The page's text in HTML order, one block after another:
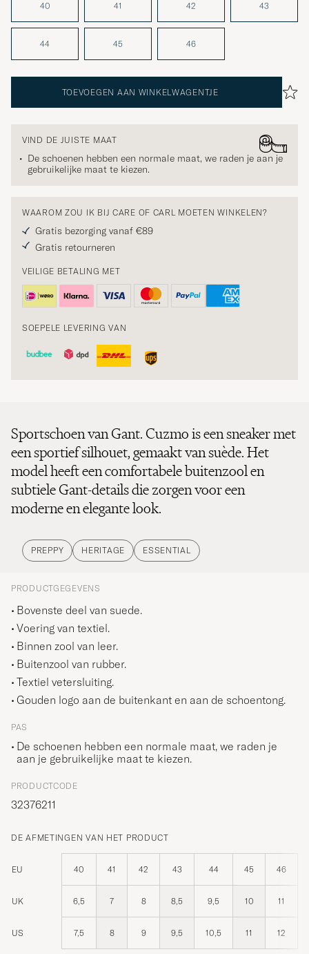
40 41 42 43
44 45 46
TOEVOEGEN AAN WINKELWAGENTJE
VIND DE JUISTE MAAT
De schoenen hebben een normale maat, we raden je aan je
gebruikelijke maat te kiezen.
WAAROM ZOU IK BIJ CARE OF CARL MOETEN WINKELEN?
Gratis bezorging vanaf €89
Gratis retourneren
VEILIGE BETALING MET
SOEPELE LEVERING VAN
Sportschoen van Gant. Cuzmo is een sneaker met
een sportief silhouet, gemaakt van suède. Het
model heeft een comfortabele buitenzool en
subtiele Gant-details die zorgen voor een
moderne en elegante look.
PREPPY HERITAGE ESSENTIAL
PRODUCTGEGEVENS
Bovenste deel van suede.
Voering van textiel.
Binnen zool van leer.
Buitenzool van rubber.
Textiel vetersluiting.
Gouden logo aan de buitenkant en aan de schoentong.
PAS
De schoenen hebben een normale maat, we raden je
aan je gebruikelijke maat te kiezen.
PRODUCTCODE
32376211
DE AFMETINGEN VAN HET PRODUCT
EU 40 41 42 43 44 45 46
UK 6,5 7 8 8,5 9,5 10 11
US 7,5 8 9 9,5 10,5 11 12